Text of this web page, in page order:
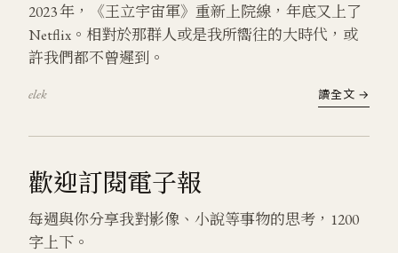
2023 年，《王立宇宙軍》重新上院線，年底又上了
Netflix。相對於那群人或是我所嚮往的大時代，或
許我們都不曾遲到。
elek 讀全文 →
歡迎訂閱電子報
每週與你分享我對影像、小說等事物的思考，1200
字上下。